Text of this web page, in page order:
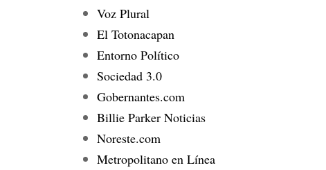
Voz Plural
El Totonacapan
Entorno Político
Sociedad 3.0
Gobernantes.com
Billie Parker Noticias
Noreste.com
Metropolitano en Línea